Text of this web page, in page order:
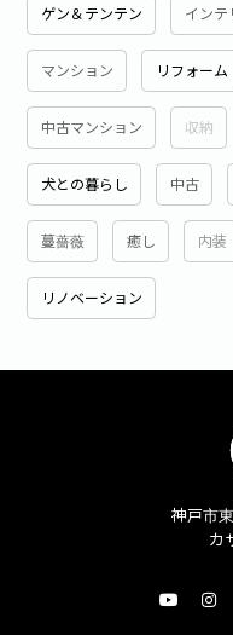
ゲン＆テンテン インテ
マンション リフォーム
中古マンション 収納
犬との暮らし 中古
蔓薔薇 癒し 内装
リノベーション
神戸市
カ